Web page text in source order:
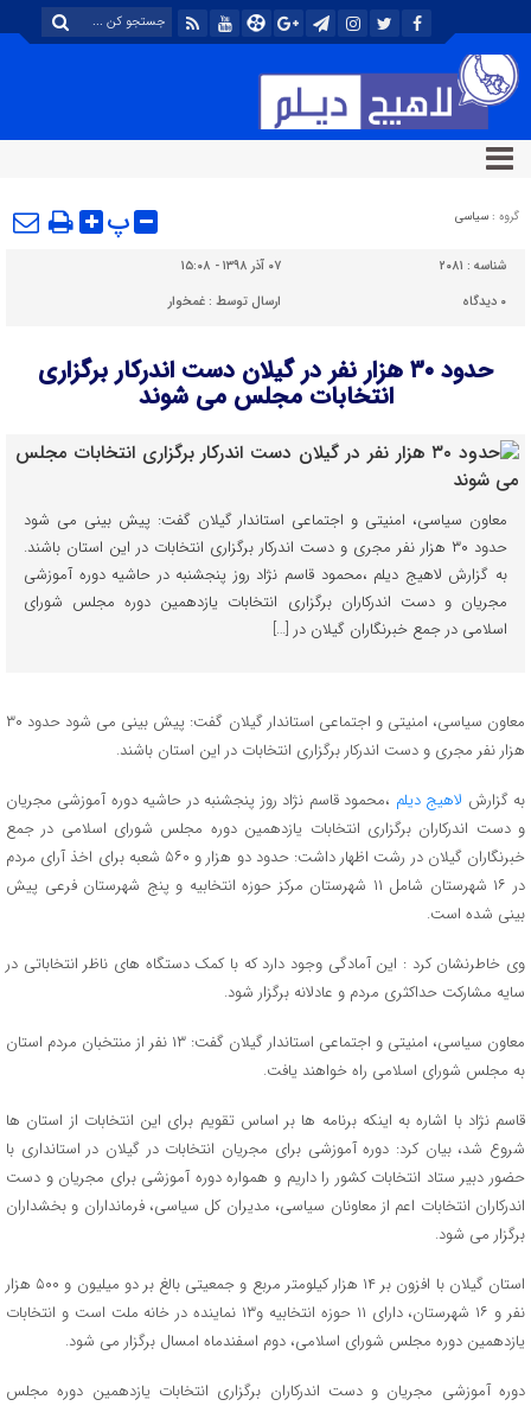
گروه : سیاسی پ
شناسه : ۲۰۸۱
۰۷ آذر ۱۳۹۸ - ۱۵:۰۸
۰ دیدگاه ارسال توسط :غمخوار
حدود ۳۰ هزار نفر در گیلان دست اندرکار برگزاری
انتخابات مجلس می شوند
معاون سیاسی، امنیتی و اجتماعی استاندار گیلان گفت: پیش بینی می شود
حدود ۳۰ هزار نفر مجری و دست اندرکار برگزاری انتخابات در این استان باشند.
به گزارش لاهیج دیلم ،محمود قاسم نژاد روز پنجشنبه در حاشیه دوره آموزشی
مجریان و دست اندرکاران برگزاری انتخابات یازدهمین دوره مجلس شورای
اسلامی در جمع خبرنگاران گیلان در […]
معاون سیاسی، امنیتی و اجتماعی استاندار گیلان گفت: پیش بینی می شود حدود ۳۰
هزار نفر مجری و دست اندرکار برگزاری انتخابات در این استان باشند.
به گزارش لاهیج دیلم ،محمود قاسم نژاد روز پنجشنبه در حاشیه دوره آموزشی مجریان
و دست اندرکاران برگزاری انتخابات یازدهمین دوره مجلس شورای اسلامی در جمع
خبرنگاران گیلان در رشت اظهار داشت: حدود دو هزار و ۵۶۰ شعبه برای اخذ آرای مردم
در ۱۶ شهرستان شامل ۱۱ شهرستان مرکز حوزه انتخابیه و پنج شهرستان فرعی پیش
بینی شده است.
وی خاطرنشان کرد : این آمادگی وجود دارد که با کمک دستگاه های ناظر انتخاباتی در
سایه مشارکت حداکثری مردم و عادلانه برگزار شود.
معاون سیاسی، امنیتی و اجتماعی استاندار گیلان گفت: ۱۳ نفر از منتخبان مردم استان
به مجلس شورای اسلامی راه خواهند یافت.
قاسم نژاد با اشاره به اینکه برنامه ها بر اساس تقویم برای این انتخابات از استان ها
شروع شد، بیان کرد: دوره آموزشی برای مجریان انتخابات در گیلان در استانداری با
حضور دبیر ستاد انتخابات کشور را داریم و همواره دوره آموزشی برای مجریان و دست
اندرکاران انتخابات اعم از معاونان سیاسی، مدیران کل سیاسی، فرمانداران و بخشداران
برگزار می شود.
استان گیلان با افزون بر ۱۴ هزار کیلومتر مربع و جمعیتی بالغ بر دو میلیون و ۵۰۰ هزار
نفر و ۱۶ شهرستان، دارای ۱۱ حوزه انتخابیه و۱۳ نماینده در خانه ملت است و انتخابات
یازدهمین دوره مجلس شورای اسلامی، دوم اسفندماه امسال برگزار می شود.
دوره آموزشی مجریان و دست اندرکاران برگزاری انتخابات یازدهمین دوره مجلس